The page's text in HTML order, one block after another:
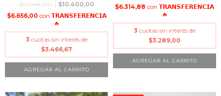
$12.948,00
$10.400,00
$6.656,00 con 𝗧𝗥𝗔𝗡𝗦𝗙𝗘𝗥𝗘𝗡𝗖𝗜𝗔
🔥
3 cuotas sin interés de
$3.466,67
$6.314,88 con 𝗧𝗥𝗔𝗡𝗦𝗙𝗘𝗥𝗘𝗡𝗖𝗜𝗔
🔥
3 cuotas sin interés de
$3.289,00